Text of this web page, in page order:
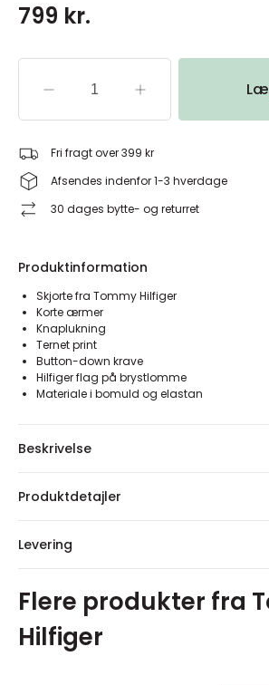
799 kr.
Fri fragt over 399 kr
Afsendes indenfor 1-3 hverdage
30 dages bytte- og returret
Produktinformation
Skjorte fra Tommy Hilfiger
Korte ærmer
Knaplukning
Ternet print
Button-down krave
Hilfiger flag på brystlomme
Materiale i bomuld og elastan
Beskrivelse
Produktdetajler
Levering
Flere produkter fra
Hilfiger